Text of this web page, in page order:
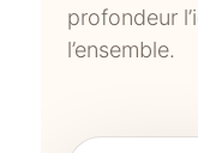
profondeur
l’ensemble.